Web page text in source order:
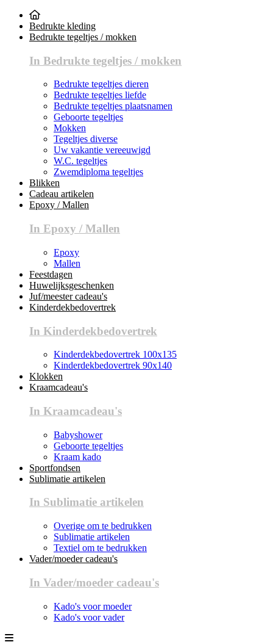
Bedrukte kleding
Bedrukte tegeltjes / mokken
In Bedrukte tegeltjes / mokken
Bedrukte tegeltjes dieren
Bedrukte tegeltjes liefde
Bedrukte tegeltjes plaatsnamen
Geboorte tegeltjes
Mokken
Tegeltjes diverse
Uw vakantie vereeuwigd
W.C. tegeltjes
Zwemdiploma tegeltjes
Blikken
Cadeau artikelen
Epoxy / Mallen
In Epoxy / Mallen
Epoxy
Mallen
Feestdagen
Huwelijksgeschenken
Juf/meester cadeau's
Kinderdekbedovertrek
In Kinderdekbedovertrek
Kinderdekbedovertrek 100x135
Kinderdekbedovertrek 90x140
Klokken
Kraamcadeau's
In Kraamcadeau's
Babyshower
Geboorte tegeltjes
Kraam kado
Sportfondsen
Sublimatie artikelen
In Sublimatie artikelen
Overige om te bedrukken
Sublimatie artikelen
Textiel om te bedrukken
Vader/moeder cadeau's
In Vader/moeder cadeau's
Kado's voor moeder
Kado's voor vader